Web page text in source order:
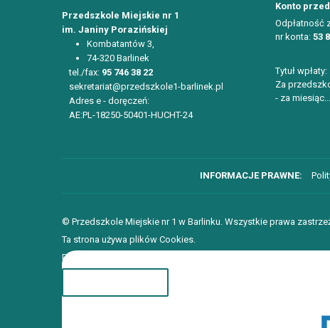
Przedszkole Miejskie nr 1
im. Janiny Porazińskiej
Kombatantów 3,
74-320 Barlinek
tel./fax: 95 746 38 22
sekretariat@przedszkole1-barlinek.pl
Adres e - doręczeń:
AE:PL-18250-50401-HUCHT-24
Konto
Odpłatność
nr konta: 53
Tytuł wpłaty:
Za
- za miesiąc...
© Przedszkole Miejskie nr 1 w Barlinku. Wszystkie prawa
Ta strona używa plików Cookies.
Dowiedz się więcej o celu ich używania i możliwości zmiany